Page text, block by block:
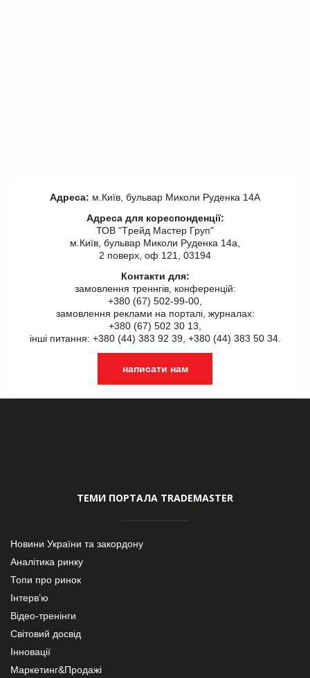
Адреса: м.Київ, бульвар Миколи Руденка 14А
Адреса для кореспонденції:
ТОВ "Tрейд Мастер Груп"
м.Київ, бульвар Миколи Руденка 14а,
2 поверх, оф 121, 03194
Контакти для:
замовлення треннгів, конференцій:
+380 (67) 502-99-00,
замовлення реклами на порталі, журналах:
+380 (67) 502 30 13,
інші питання: +380 (44) 383 92 39, +380 (44) 383 50 34.
написати нам
ТЕМИ ПОРТАЛА TRADEMASTER
Новини України та закордону
Аналітика ринку
Топи про ринок
Інтерв’ю
Відео-тренінги
Світовий досвід
Інновації
Маркетинг&Продажі